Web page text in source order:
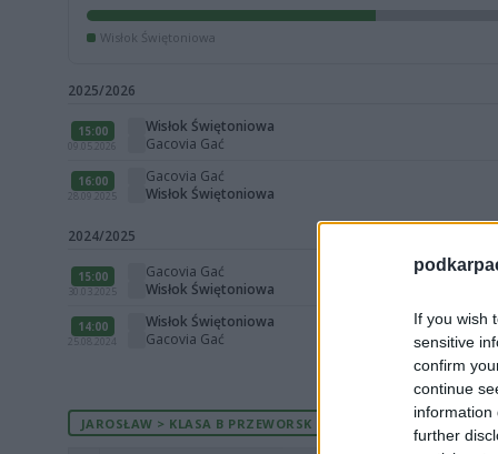
If you wish
sensitive
confirm
continue
information
further
Wisłok Świętoniowa
2025/2026
15:00
09.05.2026
Wisłok Świętoniowa
Gacovia Gać
16:00
28.09.2025
Gacovia Gać
Wisłok Świętoniowa
2024/2025
15:00
30.03.2025
Gacovia Gać
Wisłok Świętoniowa
14:00
25.08.2024
Wisłok Świętoniowa
Gacovia Gać
JAROSŁAW > KLASA B PRZEWORSK - AKTUALNA TABELA